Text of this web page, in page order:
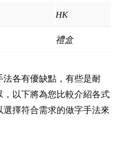
HK
禮盒
各有優缺點，有些是耐
以下將為您比較介紹各式
擇符合需求的做字手法來